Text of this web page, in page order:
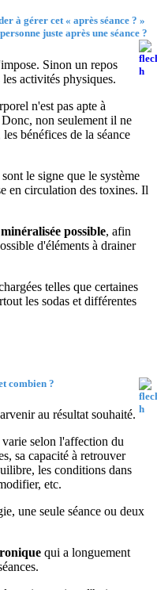
à gérer cet « après séance ? »
juste après une séance ?
Sinon un repos
activités physiques.
n'est pas apte à
non seulement il ne
bénéfices de la séance
le signe que le système
en circulation des toxines. Il
possible, afin
d'éléments à drainer
telles que certaines
les sodas et différentes
combien ?
au résultat souhaité.
varie selon l'affection du
sa capacité à retrouver
les conditions dans
etc.
une seule séance ou deux
qui a longuement